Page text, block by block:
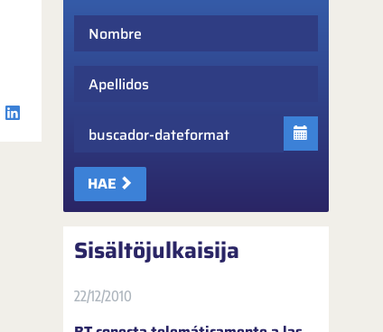
HAE
Sisältöjulkaisija
22/12/2010